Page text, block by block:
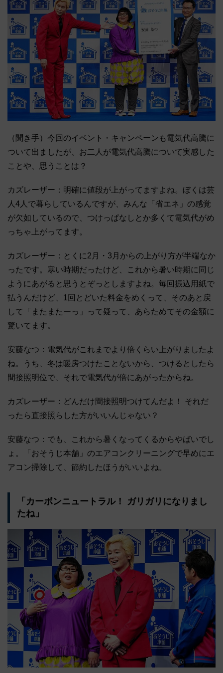
（聞き手）今回のイベント・キャンペーンも電気代高騰に
ついて出ましたが、お二人が電気代高騰について実感した
ことや、思うことは？
カズレーザー：明確に値段が上がってますよね。ぼくは芸
人4人で暮らしているんですが、みんな「省エネ」の感覚
が欠如しているので、つけっぱなしとか多くて電気代がめ
っちゃ上がってます。
カズレーザー：とくに2月・3月からの上がり方が半端なか
ったです。寒い時期だったけど、これから暑い時期に同じ
ようにあがると思うとぞっとしますよね。毎回振込用紙で
払うんだけど、1回とどいた料金をめくって、そのあと戻
して「またまたーっ」って疑って、あらためてその金額に
驚いてます。
安藤なつ：電気代がこれまでより倍くらい上がりましたよ
ね。うち、冬は暖房つけたことないから、つけるとしたら
間接照明位で、それで電気代が倍にあがったからね。
カズレーザー：どんだけ間接照明つけてんだよ！ それだ
ったら直接照らした方がいいんじゃない？
安藤なつ：でも、これから暑くなってくるからやばいでし
ょ。「おそうじ本舗」のエアコンクリーニングで早めにエ
アコン掃除して、節約したほうがいいよね。
「カーボンニュートラル！ ガリガリになりまし
たね」